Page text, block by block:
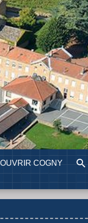
COGNY search